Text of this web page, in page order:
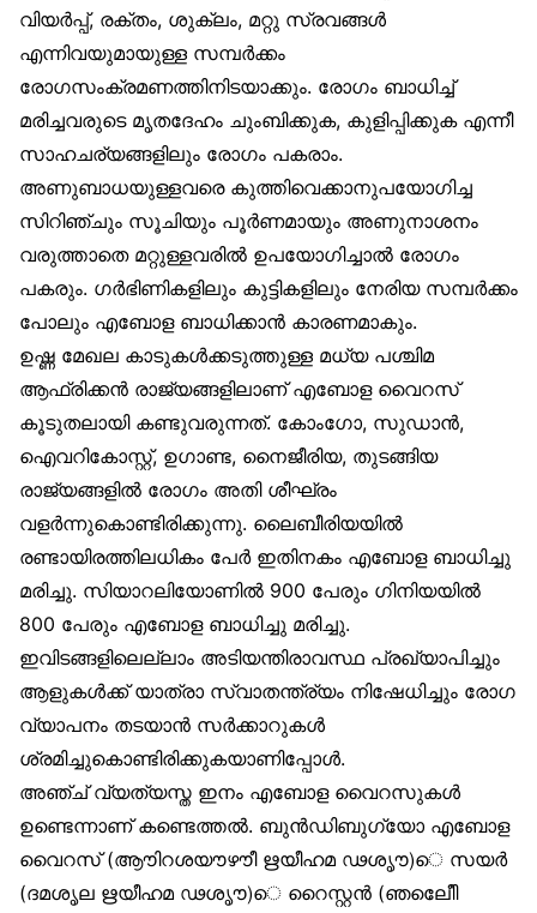
വിയര്‍പ്പ്, രക്തം, ശുക്ലം, മറ്റു സ്രവങ്ങള്‍
എന്നിവയുമായുള്ള സമ്പര്‍ക്കം
രോഗസംക്രമണത്തിനിടയാക്കും. രോഗം ബാധിച്ച്
മരിച്ചവരുടെ മൃതദേഹം ചുംബിക്കുക, കുളിപ്പിക്കുക എന്നീ
സാഹചര്യങ്ങളിലും രോഗം പകരാം.
അണുബാധയുള്ളവരെ കുത്തിവെക്കാനുപയോഗിച്ച
സിറിഞ്ചും സൂചിയും പൂര്‍ണമായും അണുനാശനം
വരുത്താതെ മറ്റുള്ളവരില്‍ ഉപയോഗിച്ചാല്‍ രോഗം
പകരും. ഗര്‍ഭിണികളിലും കുട്ടികളിലും നേരിയ സമ്പര്‍ക്കം
പോലും എബോള ബാധിക്കാന്‍ കാരണമാകും.
ഉഷ്ണ മേഖല കാടുകള്‍ക്കടുത്തുള്ള മധ്യ പശ്ചിമ
ആഫ്രിക്കന്‍ രാജ്യങ്ങളിലാണ് എബോള വൈറസ്
കൂടുതലായി കണ്ടുവരുന്നത്. കോംഗോ, സുഡാന്‍,
ഐവറികോസ്റ്റ്, ഉഗാണ്ട, നൈജീരിയ, തുടങ്ങിയ
രാജ്യങ്ങളില്‍ രോഗം അതി ശീഘ്രം
വളര്‍ന്നുകൊണ്ടിരിക്കുന്നു. ലൈബീരിയയില്‍
രണ്ടായിരത്തിലധികം പേര്‍ ഇതിനകം എബോള ബാധിച്ചു
മരിച്ചു. സിയാറലിയോണില്‍ 900 പേരും ഗിനിയയില്‍
800 പേരും എബോള ബാധിച്ചു മരിച്ചു.
ഇവിടങ്ങളിലെല്ലാം അടിയന്തിരാവസ്ഥ പ്രഖ്യാപിച്ചും
ആളുകള്‍ക്ക് യാത്രാ സ്വാതന്ത്ര്യം നിഷേധിച്ചും രോഗ
വ്യാപനം തടയാന്‍ സര്‍ക്കാറുകള്‍
ശ്രമിച്ചുകൊണ്ടിരിക്കുകയാണിപ്പോള്‍.
അഞ്ച് വ്യത്യസ്ത ഇനം എബോള വൈറസുകള്‍
ഉണ്ടെന്നാണ് കണ്ടെത്തല്‍. ബുന്‍ഡിബുഗ്യോ എബോള
വൈറസ് (ആൗിറശയൗഴൗീ ഋയീഹമ ഢശൃൗ)െ സയര്‍
(ദമശൃല ഋയീഹമ ഢശൃൗ)െ റൈസ്റ്റന്‍ (ഞലെേീി